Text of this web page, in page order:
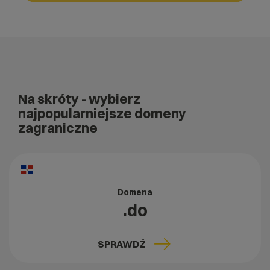
Na skróty - wybierz
najpopularniejsze domeny
zagraniczne
Domena
.do
SPRAWDŹ